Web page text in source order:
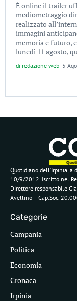
È online il trailer
mediometraggio
realizzato
immagini
memoria e futuro,
lunedì 11 agosto,
di redazione web- 5
Quotidiano dell’Irpinia, a
10/9/2012. Iscritto nel
Direttore responsabile
Avellino – Cap.Soc.
Categorie
Campania
Politica
Economia
Cronaca
Irpinia